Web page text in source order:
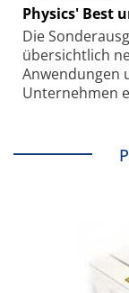
Physics' Best
Die
übersichtlich
Anwendungen
Unternehmen